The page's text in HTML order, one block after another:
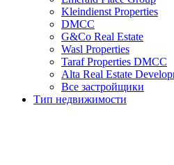
Kleindienst Properties
DMCC
G&Co Real Estate
Wasl Properties
Taraf Properties DMCC
Alta Real Estate
Все застройщики
Тип недвижимости